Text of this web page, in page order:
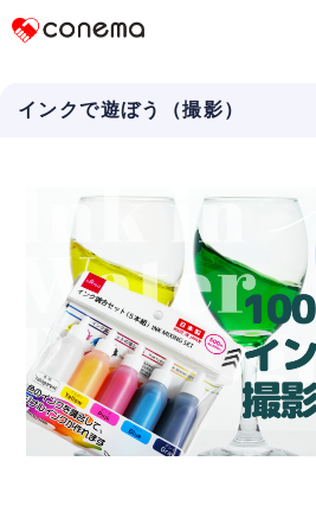
インクで遊ぼう（撮影）